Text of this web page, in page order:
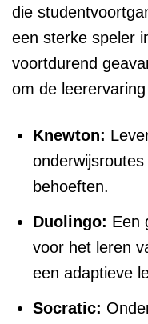
die
een sterke speler
voortdurend
om de
Knewton:
behoeften.
Duolingo: Een
voor het leren
een adaptieve
Socratic: